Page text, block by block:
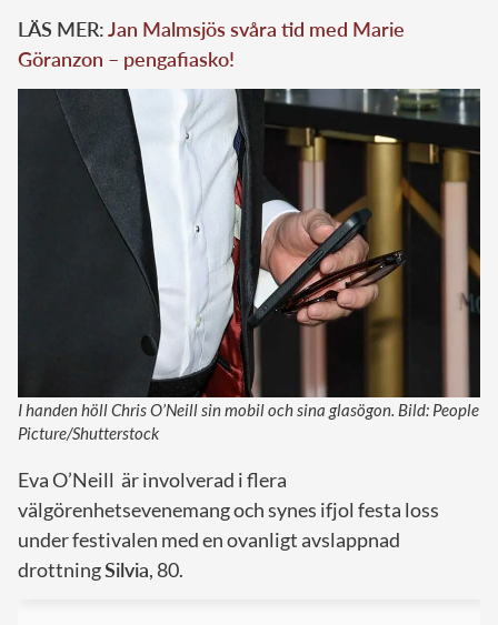
LÄS MER:Jan Malmsjös svåra tid med Marie
Göranzon – pengafiasko!
I handen höll Chris O’Neill sin mobil och sina glasögon. Bild: People
Picture/Shutterstock
Eva O’Neill är involverad i flera
välgörenhetsevenemang och synes ifjol festa loss
under festivalen med en ovanligt avslappnad
drottningSilvia, 80.